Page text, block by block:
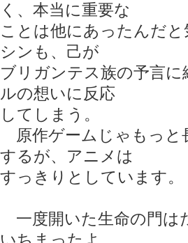
く、本当に重要な
ことは他にあったんだ
シンも、己が
ブリガンテス族の予言
ルの想いに反応
してしまう。
原作ゲームじゃもっと
するが、アニメは
すっきりとしています。
一度開いた生命の門は